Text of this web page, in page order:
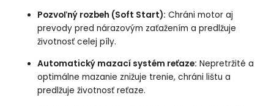
Pozvoľný rozbeh (Soft Start): Chráni motor aj
prevody pred nárazovým zaťažením a predlžuje
životnosť celej píly.
Automatický mazací systém reťaze: Nepretržité a
optimálne mazanie znižuje trenie, chráni lištu a
predlžuje životnosť reťaze.